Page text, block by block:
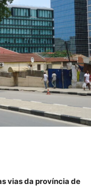
vias da província de